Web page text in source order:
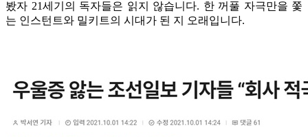
봤자 21세기의 독자들은 읽지 않습니다. 한 꺼풀 자극만을 쫓
는 인스턴트와 밀키트의 시대가 된 지 오래입니다.